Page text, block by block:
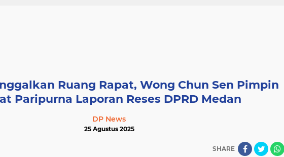
Ruang Rapat, Wong Chun Sen Pimpin
Paripurna Laporan Reses DPRD Medan
DP News
25 Agustus 2025
SHARE